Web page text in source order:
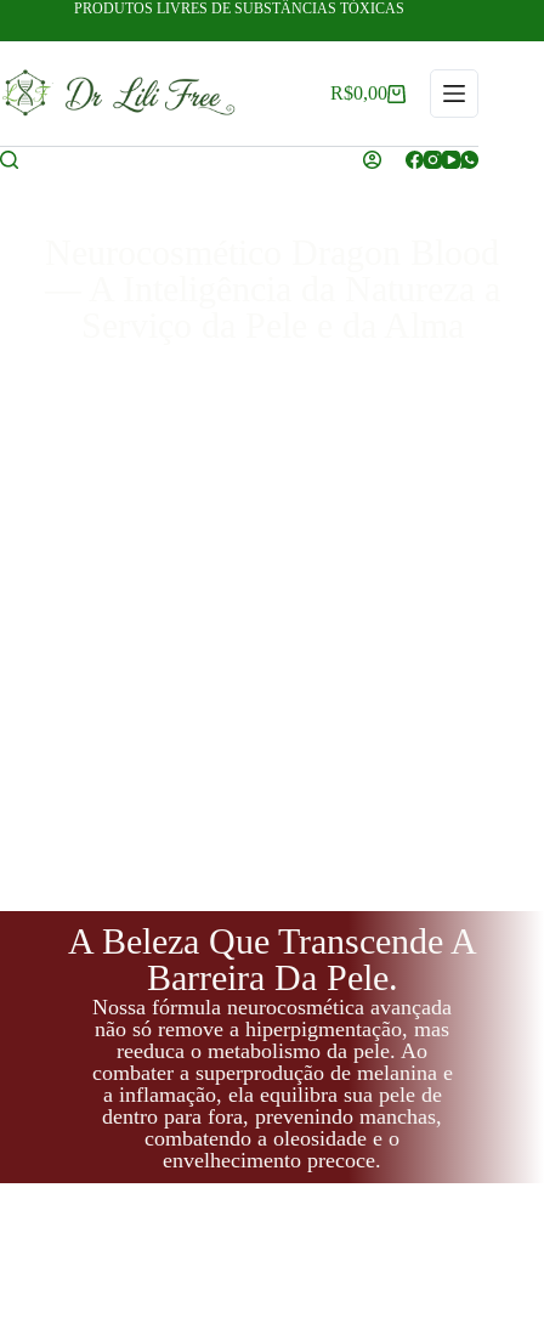
PRODUTOS LIVRES DE SUBSTÂNCIAS TÓXICAS
R$0,00
A Beleza Que Transcende A
Barreira Da Pele.
Nossa fórmula neurocosmética avançada
não só remove a hiperpigmentação, mas
reeduca o metabolismo da pele. Ao
combater a superprodução de melanina e
a inflamação, ela equilibra sua pele de
dentro para fora, prevenindo manchas,
combatendo a oleosidade e o
envelhecimento precoce.